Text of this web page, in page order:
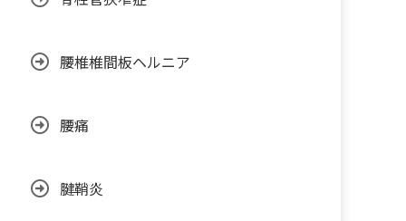
腰椎椎間板ヘルニア
腰痛
腱鞘炎